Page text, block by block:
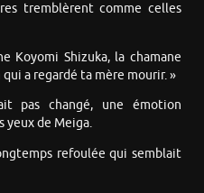
tremblèrent comme celles
Koyomi Shizuka, la chamane
a regardé ta mère mourir. »
pas changé, une émotion
yeux de Meiga.
refoulée qui semblait